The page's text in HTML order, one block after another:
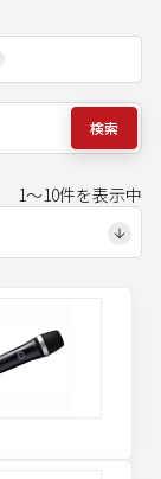
検索
1～10件を表示中